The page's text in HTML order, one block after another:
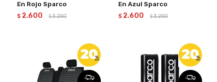
En Rojo Sparco
$ 2.600 $ 3.250
En Azul Sparco
$ 2.600 $ 3.250